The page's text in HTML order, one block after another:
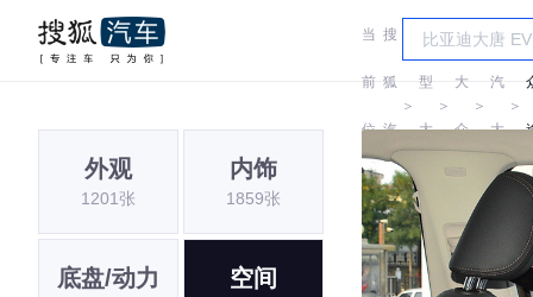
当
前
位
置:
搜
狐
汽
车
＞
车
型
大
＞
大
众
＞
上
汽
大
众
＞
外观
1201张
内饰
1859张
底盘/动力 空间